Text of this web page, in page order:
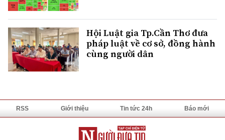
Hội Luật gia Tp.Cần Thơ đưa
pháp luật về cơ sở, đồng hành
cùng người dân
RSS Giới thiệu Tin tức 24h Báo mới